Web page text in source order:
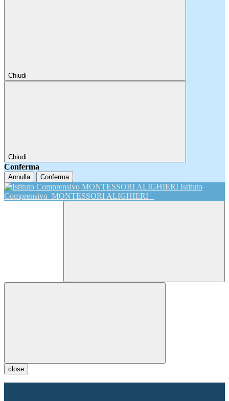
Chiudi
Chiudi
Conferma
Annulla Conferma
Istituto
Comprensivo MONTESSORI ALIGHIERI
close